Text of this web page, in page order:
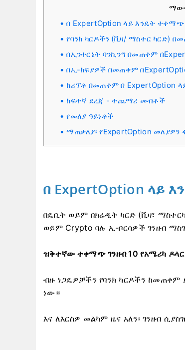
በ ExpertOption ላይ እንዴት
የባንክ ካርዶችን (ቪዛ/ ማስተር ካርድ)
በኢንተርኔት ባንኪንግ በመጠቀም
በኢ-ክፍያዎች በመጠቀም
ክሪፕቶ በመጠቀም በ ExpertOption
ከፍተኛ ደረጃ - ተጨማሪ መብቶች
የመለያ ዓይነቶች
ማጠቃለያ፡ የExpertOption መለያዎን
በ ExpertOption ላይ
በዴቢት ወይም በክሬዲት ካርድ (ቪዛ፣
ወይም Crypto ባሉ ኢ-ቦርሳዎች ገንዘብ
ዝቅተኛው ተቀማጭ ገንዘብ 10 የአሜሪካ
ብዙ ነጋዴዎቻችን የባንክ ካርዶችን
ነው።
እና ለእርስዎ መልካም ዜና አለን፡ ገንዘብ